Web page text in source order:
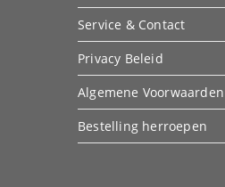
Service & Contact
Privacy Beleid
Algemene Voorwaarden
Bestelling herroepen